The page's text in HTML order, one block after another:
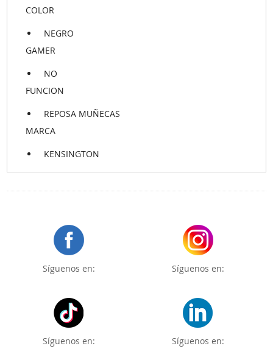
COLOR
NEGRO
GAMER
NO
FUNCION
REPOSA MUÑECAS
MARCA
KENSINGTON
Síguenos en: Síguenos en:
Síguenos en: Síguenos en: